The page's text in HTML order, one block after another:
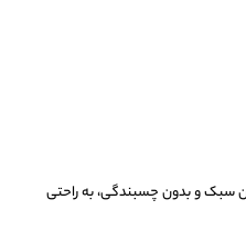
سبک و بدون چسبندگی، به راحتی